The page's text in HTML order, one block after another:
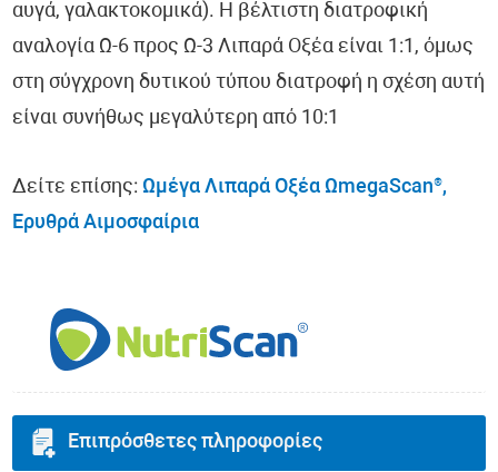
αυγά, γαλακτοκομικά). Η βέλτιστη διατροφική
αναλογία Ω-6 προς Ω-3 Λιπαρά Οξέα είναι 1:1, όμως
στη σύγχρονη δυτικού τύπου διατροφή η σχέση αυτή
είναι συνήθως μεγαλύτερη από 10:1
Δείτε επίσης: Ωμέγα Λιπαρά Οξέα ΩmegaScan®,
Ερυθρά Αιμοσφαίρια
Επιπρόσθετες πληροφορίες